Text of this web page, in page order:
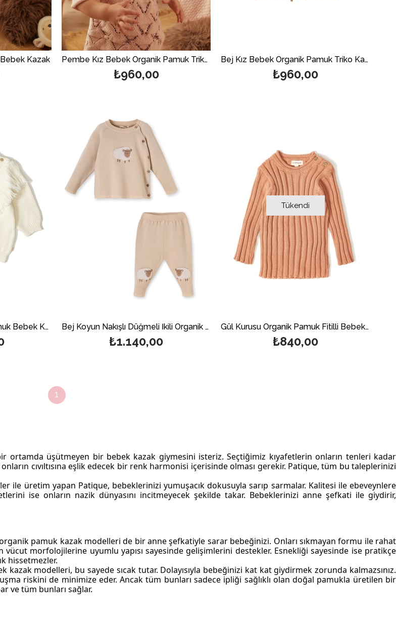
Kazak Pembe Kız Bebek Organik Pamuk Triko Kazak
₺960,00
Bej Kız Bebek Organik Pamuk Triko Kazak
₺960,00
Ekru Püsküllü Organik Pamuk Bebek Kazak Bej Koyun Nakışlı Düğmeli İkili Organik Pamuk Triko Unisex Bebek Takım
₺1.140,00
Tükendi
Gül Kurusu Organik Pamuk Fitilli Bebek Kazak
₺840,00
1
ortamda üşütmeyen bir bebek kazak giymesini isteriz. Seçtiğimiz kıyafetlerin onların tenleri kadar
cıvıltısına eşlik edecek bir renk harmonisi içerisinde olması gerekir. Patique, tüm bu taleplerinizi
ile üretim yapan Patique, bebeklerinizi yumuşacık dokusuyla sarıp sarmalar. Kalitesi ile ebeveynlere
ise onların nazik dünyasını incitmeyecek şekilde takar. Bebeklerinizi anne şefkati ile giydirir,
pamuk kazak modelleri de bir anne şefkatiyle sarar bebeğinizi. Onları sıkmayan formu ile rahat
morfolojilerine uyumlu yapısı sayesinde gelişimlerini destekler. Esnekliği sayesinde ise pratikçe
hissetmezler.
modelleri, bu sayede sıcak tutar. Dolayısıyla bebeğinizi kat kat giydirmek zorunda kalmazsınız.
riskini de minimize eder. Ancak tüm bunları sadece ipliği sağlıklı olan doğal pamukla üretilen bir
ve tüm bunları sağlar.